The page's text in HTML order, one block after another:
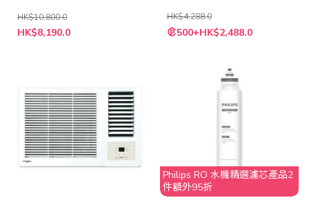
HK$10,800.0
特
殊
HK$8,190.0
HK$4,288.0
特
殊 500+HK$2,488.0
Philips RO 水機精選濾芯產品2
件額外95折